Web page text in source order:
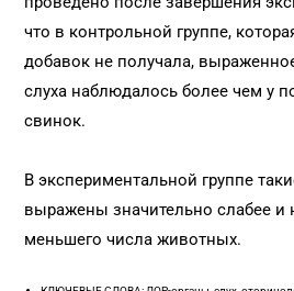
что в контрольной группе,
добавок не получала,
слуха наблюдалось более чем у
свинок.
В экспериментальной группе
выражены значительно слабее и
меньшего числа животных.